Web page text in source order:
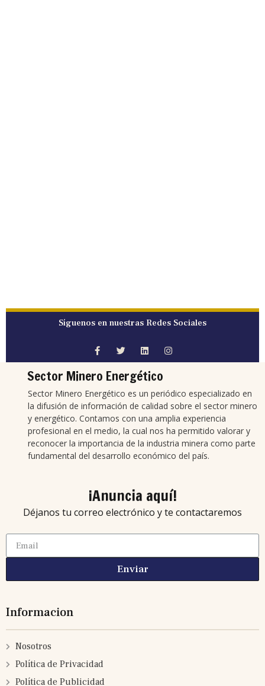
Síguenos en nuestras Redes Sociales
Sector Minero Energético
Sector Minero Energético es un periódico especializado en
la difusión de información de calidad sobre el sector minero
y energético. Contamos con una amplia experiencia
profesional en el medio, la cual nos ha permitido valorar y
reconocer la importancia de la industria minera como parte
fundamental del desarrollo económico del país.
¡Anuncia aquí!
Déjanos tu correo electrónico y te contactaremos
Enviar
Informacion
Nosotros
Política de Privacidad
Política de Publicidad